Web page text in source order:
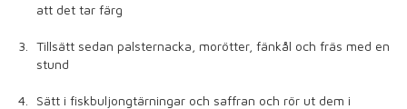
att det tar färg
Tillsätt sedan palsternacka, morötter, fänkål och fräs med en
stund
Sätt i fiskbuljongtärningar och saffran och rör ut dem i